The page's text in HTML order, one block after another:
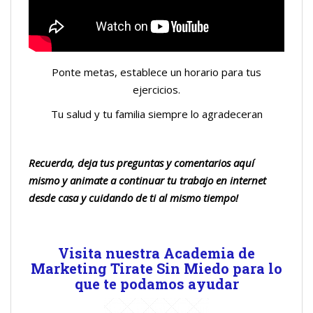
Ponte metas, establece un horario para tus
ejercicios.
Tu salud y tu familia siempre lo agradeceran
Recuerda, deja tus preguntas y comentarios aquí
mismo y animate a continuar tu trabajo en internet
desde casa y cuidando de ti al mismo tiempo!
Visita nuestra Academia de
Marketing Tirate Sin Miedo para lo
que te podamos ayudar